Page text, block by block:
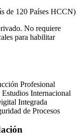
de 120 Países HCCN)
No requiere
para habilitar
Profesional
Internacional
Integrada
de Procesos